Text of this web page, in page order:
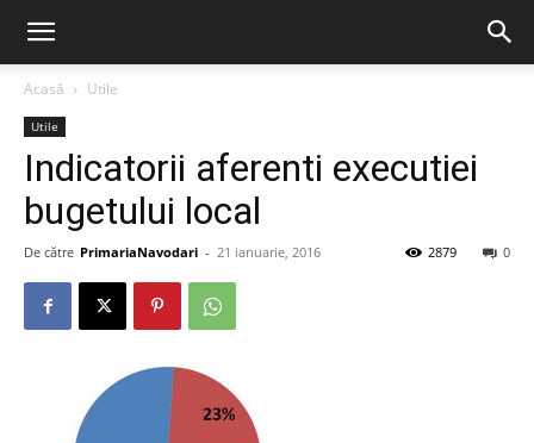
Acasă Utile
Utile
Indicatorii aferenti executiei
bugetului local
De către PrimariaNavodari - 21 ianuarie, 2016 0
2879